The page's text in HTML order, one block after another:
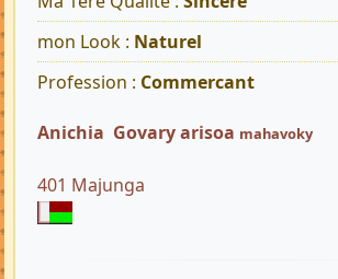
mon Look : Naturel
Profession : Commercant
Anichia Govary arisoa mahavoky
401 Majunga